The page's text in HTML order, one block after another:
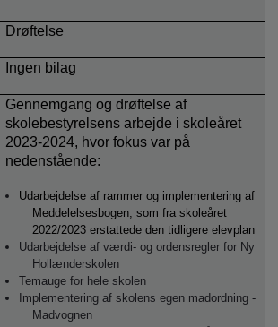
Drøftelse
Ingen bilag
Gennemgang og drøftelse af
skolebestyrelsens arbejde i skoleåret
2023-2024, hvor fokus var på
nedenstående:
Udarbejdelse af rammer og implementering af
Meddelelsesbogen, som fra skoleåret
2022/2023 erstattede den tidligere elevplan
Udarbejdelse af værdi- og ordensregler for Ny
Hollænderskolen
Temauge for hele skolen
Implementering af skolens egen madordning -
Madvognen